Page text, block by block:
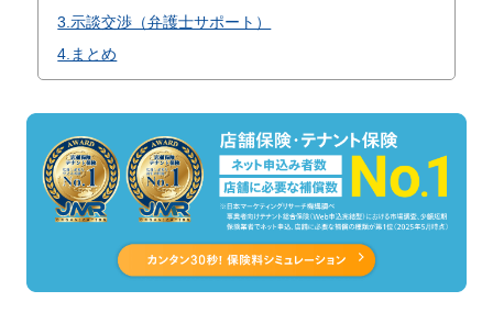
3.示談交渉（弁護士サポート）
4.まとめ